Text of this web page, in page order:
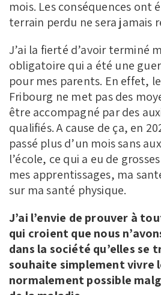
mois. Les conséquences ont
terrain perdu ne sera jamais
J’ai la fierté d’avoir terminé
obligatoire qui a été une
pour mes parents. En effet,
Fribourg ne met pas des
être accompagné par des
qualifiés. A cause de ça, en
passé plus d’un mois sans
l’école, ce qui a eu de
mes apprentissages, ma
sur ma santé physique.
J’ai l’envie de prouver à
qui croient que nous
dans la société qu’elles se
souhaite simplement vivre
normalement possible